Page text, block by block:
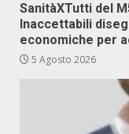
SanitàXTutti del
Inaccettabili
economiche per
5 Agosto 2026